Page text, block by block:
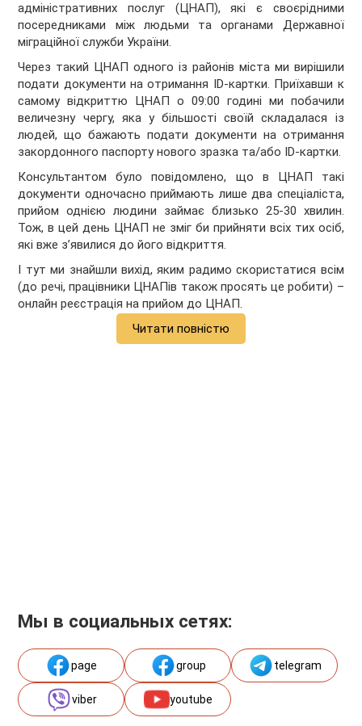
адміністративних послуг (ЦНАП), які є своєрідними
посередниками між людьми та органами Державної
міграційної служби України.
Через такий ЦНАП одного із районів міста ми вирішили
подати документи на отримання ID-картки. Приїхавши к
самому відкриттю ЦНАП о 09:00 годині ми побачили
величезну чергу, яка у більшості своїй складалася із
людей, що бажають подати документи на отримання
закордонного паспорту нового зразка та/або ID-картки.
Консультантом було повідомлено, що в ЦНАП такі
документи одночасно приймають лише два спеціаліста,
прийом однією людини займає близько 25-30 хвилин.
Тож, в цей день ЦНАП не зміг би прийняти всіх тих осіб,
які вже з’явилися до його відкриття.
І тут ми знайшли вихід, яким радимо скористатися всім
(до речі, працівники ЦНАПів також просять це робити) –
онлайн реєстрація на прийом до ЦНАП.
Читати повністю
Мы в социальных сетях:
page group telegram
viber youtube